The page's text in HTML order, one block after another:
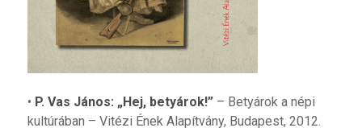
• P. Vas János: „Hej, betyárok!”– Betyárok a népi
kultúrában – Vitézi Ének Alapítvány, Budapest, 2012.